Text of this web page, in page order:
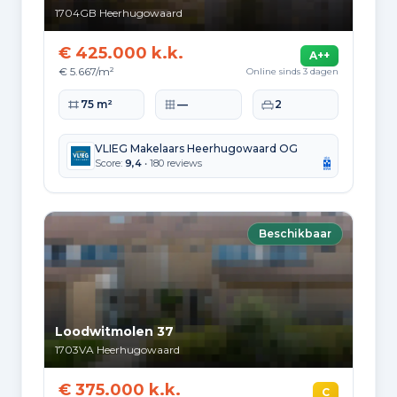
2010 tot 2020 2.184
1.637
Energie en duurzaamheid
Energielabelverdeling
9.995
Label C
6.750
Label B
Label A+
1.061 1.039
1704GB Heerhugowaard
€ 425.000 k.k.
€ 5.667/m²
A++
Online sinds 3 dagen
Woonoppervlakte
75 m² Perceeloppervlakte
— Slaapkamers
2
VLIEG Makelaars Heerhugowaard OG
Score: 9,4 • 180 reviews
Beschikbaar
Loodwitmolen 37
1703VA Heerhugowaard
€ 375.000 k.k. C